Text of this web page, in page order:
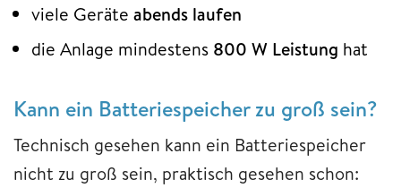
viele Geräte abends laufen
die Anlage mindestens 800 W Leistung hat
Kann ein Batteriespeicher zu groß sein?
Technisch gesehen kann ein Batteriespeicher
nicht zu groß sein, praktisch gesehen schon: